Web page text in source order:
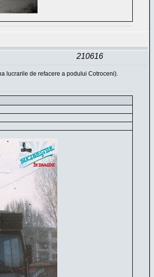
210616
lucrarile de refacere a podului Cotroceni).